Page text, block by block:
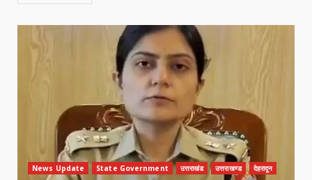
News Update State Government उत्तराखंड उत्तराखण्ड देहरादून